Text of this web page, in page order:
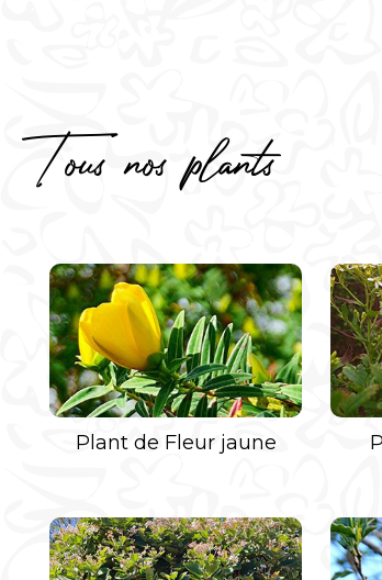
Tous nos plants
Plant de Fleur jaune